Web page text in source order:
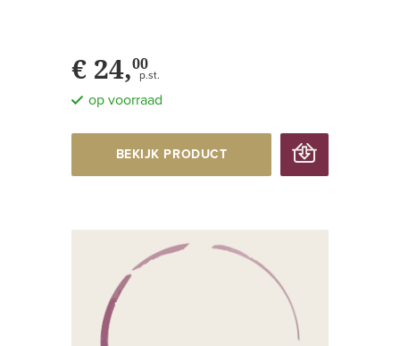
€ 24,00
p.st.
op voorraad
BEKIJK PRODUCT